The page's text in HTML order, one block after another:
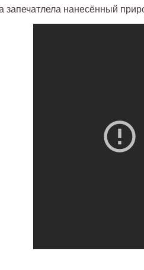
запечатлела нанесённый